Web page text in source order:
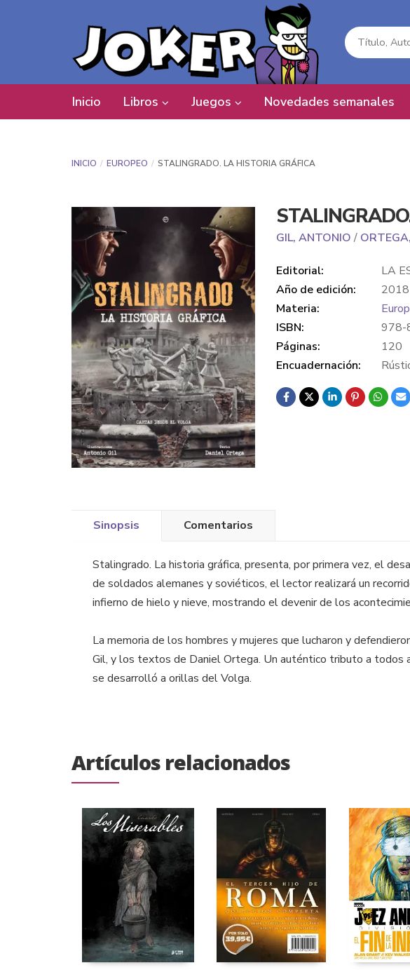
Inicio Libros Juegos Novedades semanales
INICIO EUROPEO STALINGRADO. LA HISTORIA GRÁFICA
GIL, ANTONIO/
Editorial:
LA
Año de edición:
2018
Materia:
ISBN:
978-
Páginas:
120
Encuadernación:
Sinopsis Comentarios
Stalingrado. La historia gráfica, presenta, por primera vez, el
de soldados alemanes y soviéticos, el lector realizará un
infierno de hielo y nieve, mostrando el devenir de los
La memoria de los hombres y mujeres que lucharon y
Gil, y los textos de Daniel Ortega. Un auténtico tributo a
se desarrolló a orillas del Volga.
Artículos relacionados